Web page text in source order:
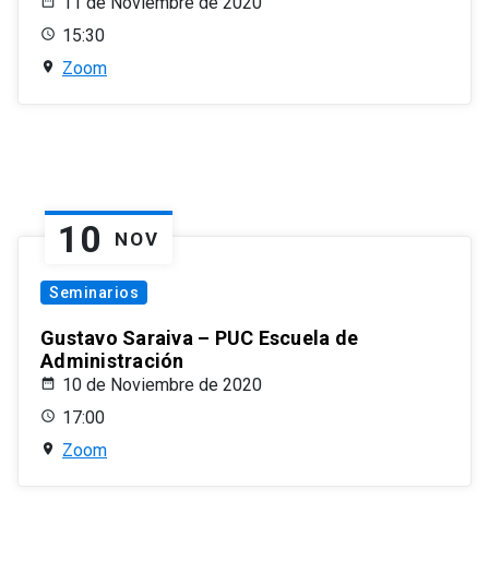
15:30
Zoom
10 NOV
Seminarios
Gustavo Saraiva – PUC Escuela de
Administración
10 de Noviembre de 2020
17:00
Zoom